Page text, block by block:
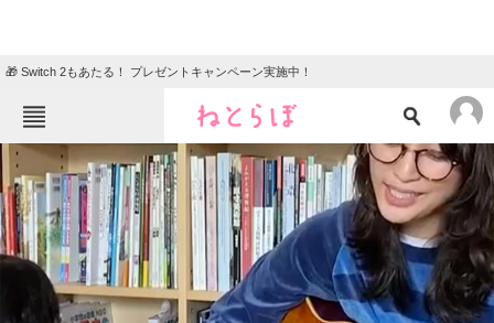
🎁 Switch 2もあたる！ プレゼントキャンペーン実施中！
ねとらぼメニュー
TOP ニュース
エンタメ クイズ
グルメ 地域
住まい 教育・育児